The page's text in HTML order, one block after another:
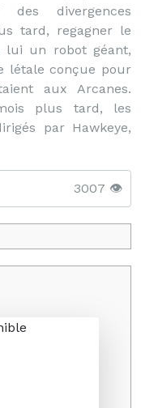
des divergences
tard, regagner le
lui un robot géant,
létale conçue pour
aux Arcanes.
plus tard, les
par Hawkeye,
3007 👁️